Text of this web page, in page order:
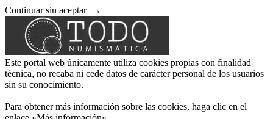
Continuar sin aceptar →
Este portal web únicamente utiliza cookies propias con finalidad
técnica, no recaba ni cede datos de carácter personal de los usuarios
sin su conocimiento.
Para obtener más información sobre las cookies, haga clic en el